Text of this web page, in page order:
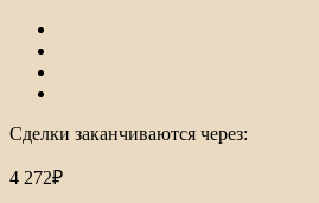
Сделки заканчиваются через:
4 272₽